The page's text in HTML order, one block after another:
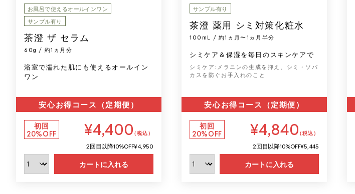
お風呂で使えるオールインワン
サンプル有り
茶澄 ザ セラム
60g / 約1ヵ月分
浴室で濡れた肌にも使えるオールイン
ワン
安心お得コース（定期便）
初回
20%OFF
¥4,400（税込）
2回目以降10%OFF¥4,950
カートに入れる
サンプル有り
茶澄 薬用 シミ対策化粧水
100mL / 約1ヵ月〜1ヵ月半分
シミケア＆保湿を毎日のスキンケアで
シミケア:メラニンの生成を抑え、シミ・ソバ
カスを防ぐお手入れのこと
安心お得コース（定期便）
初回
20%OFF
¥4,840（税込）
2回目以降10%OFF¥5,445
カートに入れる